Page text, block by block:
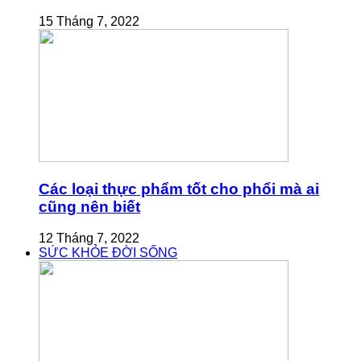
15 Tháng 7, 2022
Các loại thực phẩm tốt cho phổi mà ai
cũng nên biết
12 Tháng 7, 2022
SỨC KHỎE ĐỜI SỐNG